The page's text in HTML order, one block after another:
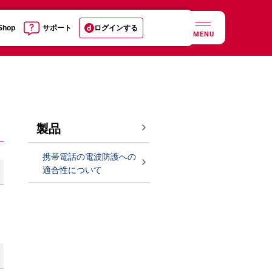
サポート ログインする
MENU
製品
携帯電話の電波防護への
適合性について